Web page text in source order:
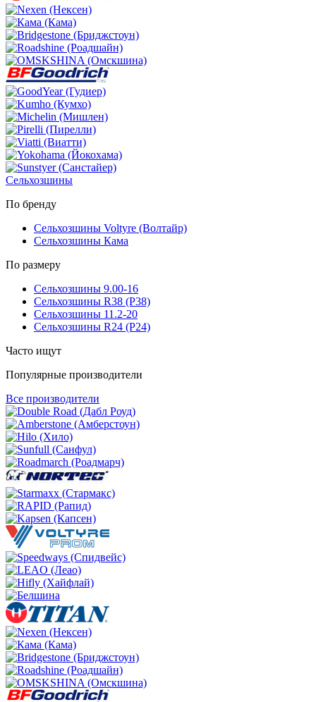
Сельхозшины
По бренду
Сельхозшины Voltyre (Волтайр)
Сельхозшины Кама
По размеру
Сельхозшины 9.00-16
Сельхозшины R38 (Р38)
Сельхозшины 11.2-20
Сельхозшины R24 (Р24)
Часто ищут
Популярные производители
Все производители